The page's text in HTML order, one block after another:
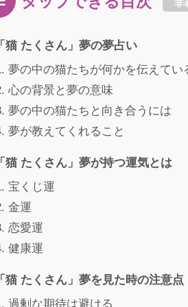
非
「猫 たくさん」夢の夢占い
夢の中の猫たちが何かを伝えてい
心の背景と夢の意味
夢の中の猫たちと向き合うには
夢が教えてくれること
「猫 たくさん」夢が持つ運気とは
宝くじ運
金運
恋愛運
健康運
「猫 たくさん」夢を見た時の注意点
過剰な期待は避ける